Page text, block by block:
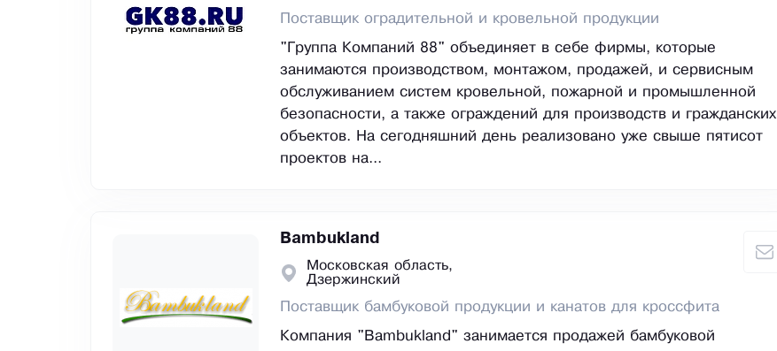
Поставщик оградительной и кровельной продукции
"Группа Компаний 88" объединяет в себе фирмы, которые
занимаются производством, монтажом, продажей, и сервисным
обслуживанием систем кровельной, пожарной и промышленной
безопасности, а также ограждений для производств и гражданских
объектов. На сегодняшний день реализовано уже свыше пятисот
проектов на...
Bambukland
Московская область,
Дзержинский
Поставщик бамбуковой продукции и канатов для кроссфита
Компания "Bambukland" занимается продажей бамбуковой